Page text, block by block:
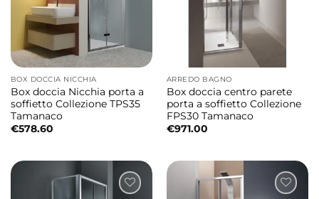
BOX DOCCIA NICCHIA
Box doccia Nicchia porta a
soffietto Collezione TPS35
Tamanaco
€578.60
ARREDO BAGNO
Box doccia centro parete
porta a soffietto Collezione
FPS30 Tamanaco
€971.00